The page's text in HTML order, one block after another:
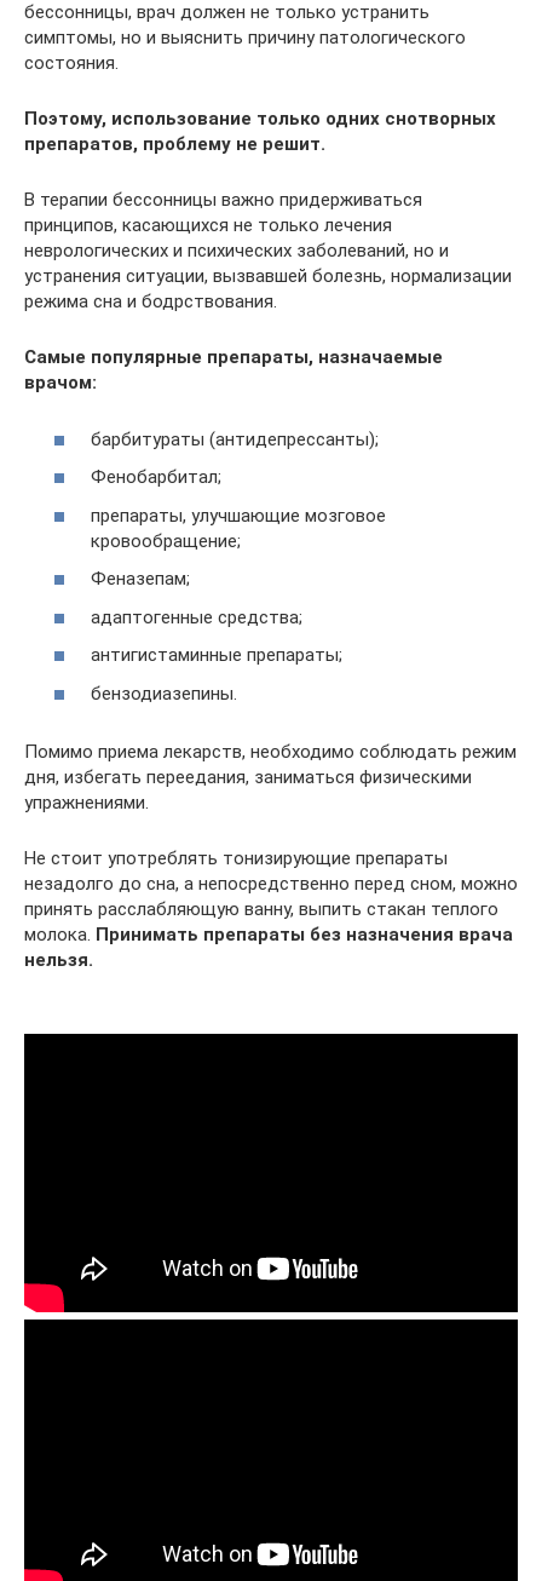
бессонницы, врач должен не только устранить
симптомы, но и выяснить причину патологического
состояния.
Поэтому, использование только одних снотворных
препаратов, проблему не решит.
В терапии бессонницы важно придерживаться
принципов, касающихся не только лечения
неврологических и психических заболеваний, но и
устранения ситуации, вызвавшей болезнь, нормализации
режима сна и бодрствования.
Самые популярные препараты, назначаемые
врачом:
барбитураты (антидепрессанты);
Фенобарбитал;
препараты, улучшающие мозговое
кровообращение;
Феназепам;
адаптогенные средства;
антигистаминные препараты;
бензодиазепины.
Помимо приема лекарств, необходимо соблюдать режим
дня, избегать переедания, заниматься физическими
упражнениями.
Не стоит употреблять тонизирующие препараты
незадолго до сна, а непосредственно перед сном, можно
принять расслабляющую ванну, выпить стакан теплого
молока. Принимать препараты без назначения врача
нельзя.